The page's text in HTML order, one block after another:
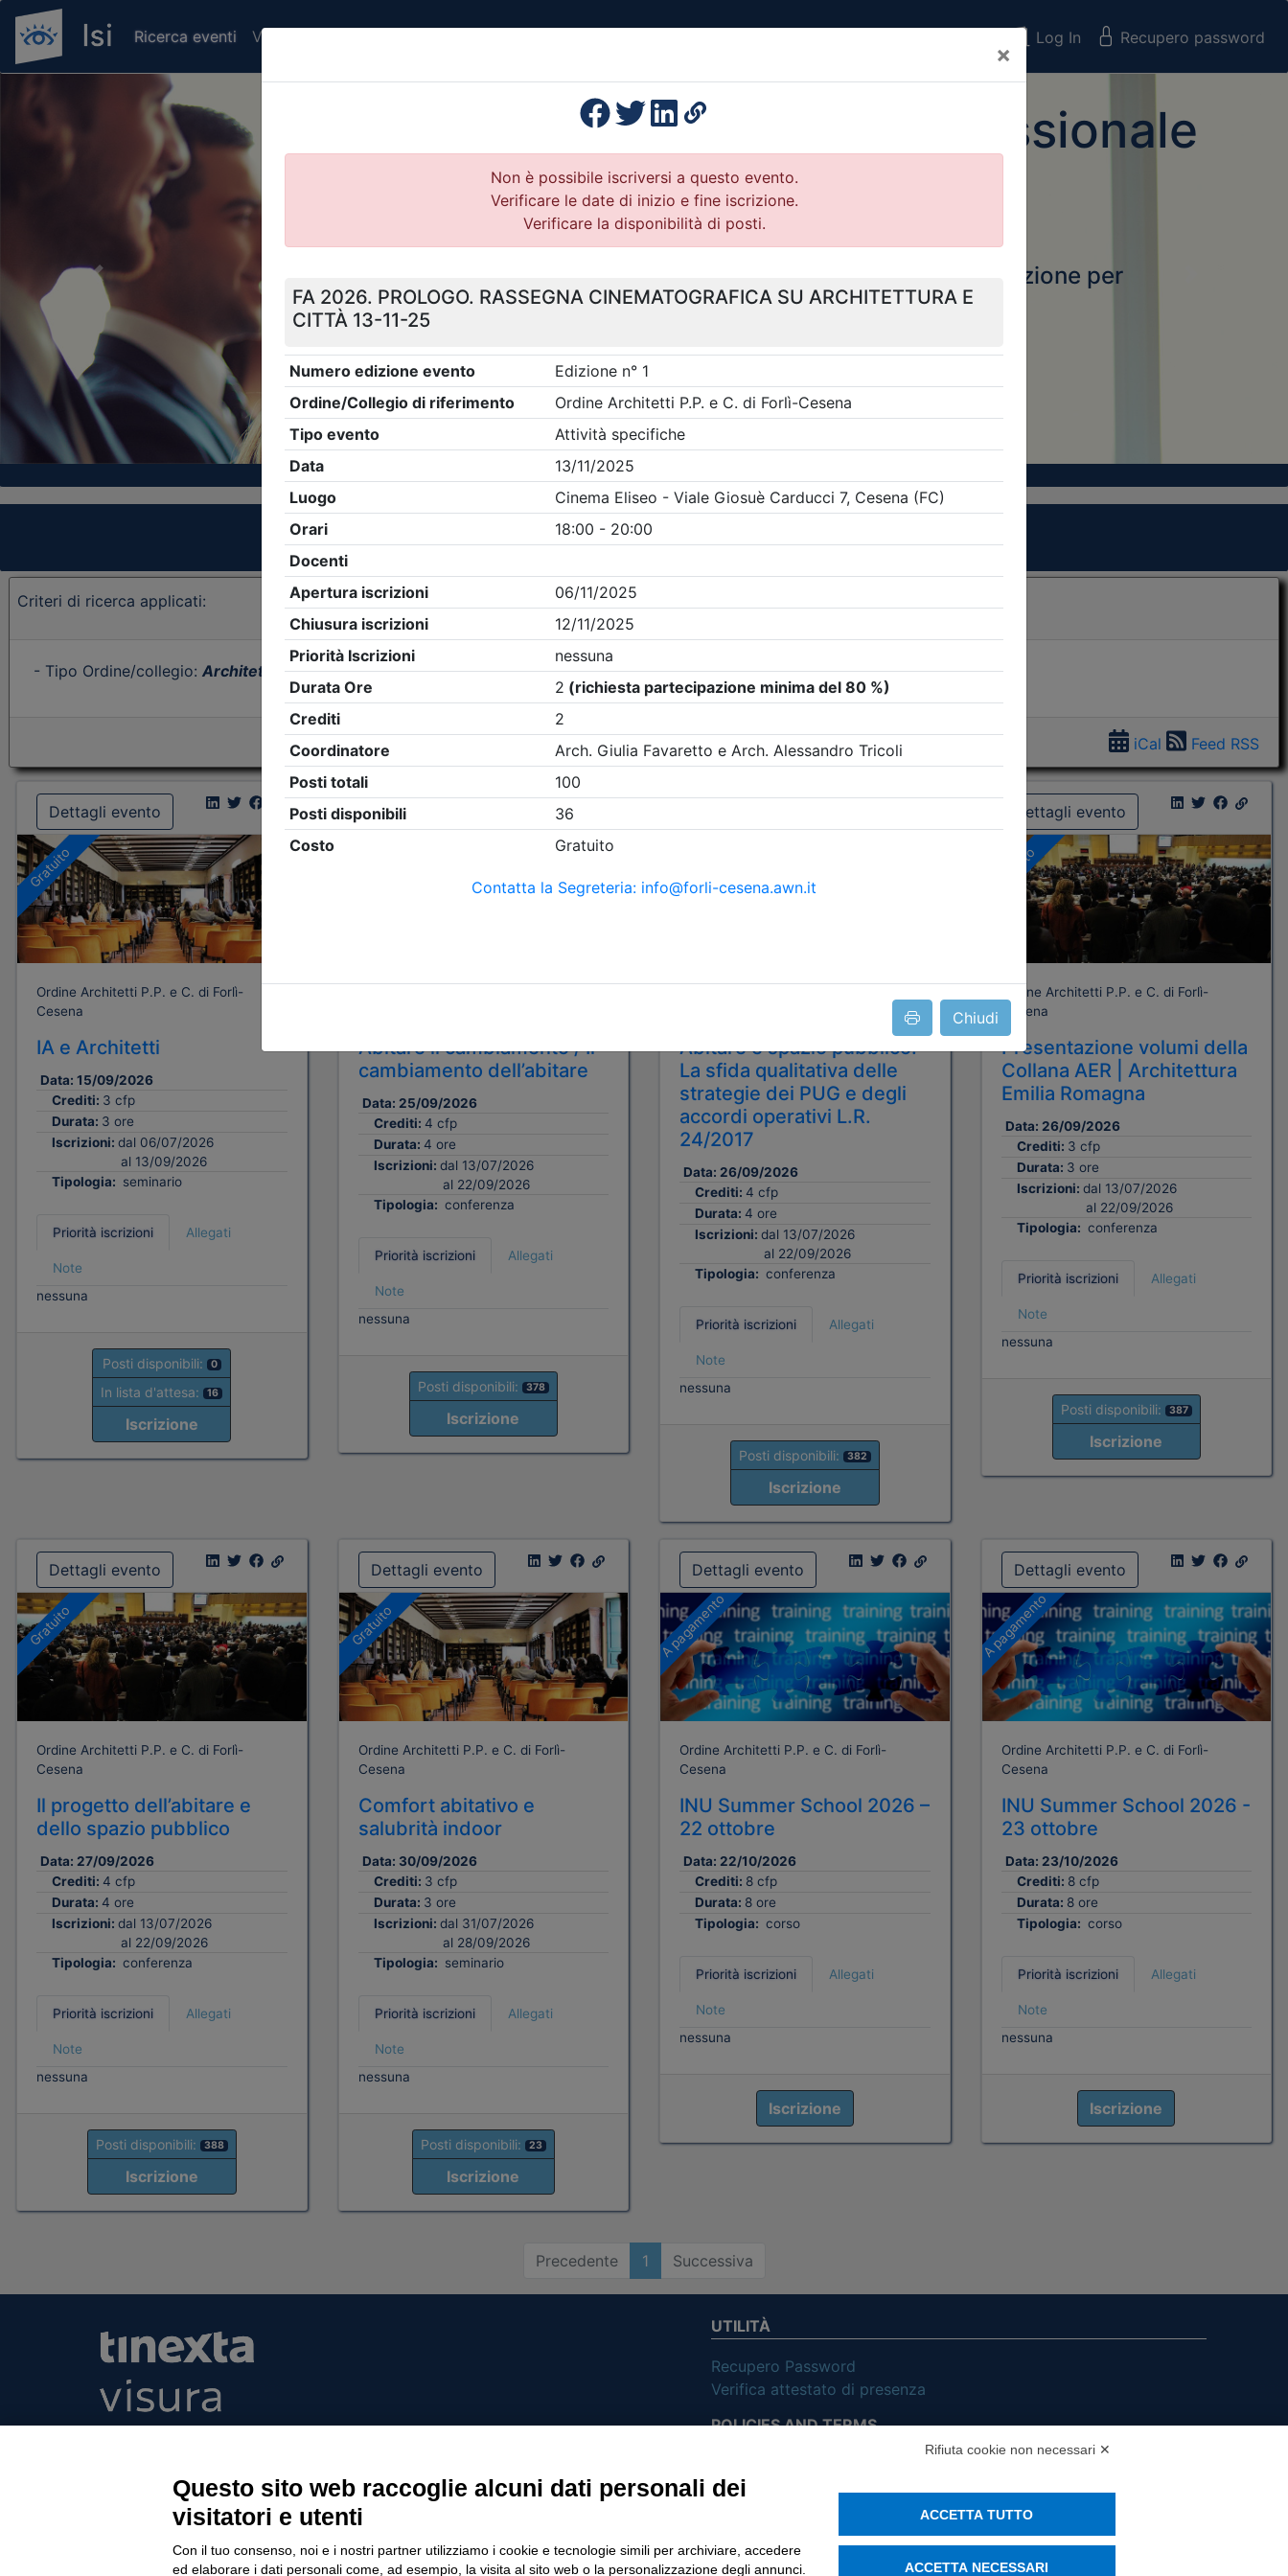
×
Chiudi
Ricerca eventi Verifica attestato di presenza Log In Recupero password
Formazione Professionale
Continua
Il portale della formazione per
Ordini e Collegi
Previous
Clicca qui - espandi la sezione dei filtri ricerca eventi
Criteri di ricerca applicati:
- Tipo Ordine/collegio: Architetti - Ordine:Forlì-Cesena- Eventi in programma dal6/8/2026
iCal Feed RSS
Dettagli evento
Gratuito
Ordine Architetti P.P. e C. di Forlì-
Cesena
IA e Architetti
Data: 15/09/2026
Crediti: 3 cfp
Durata: 3 ore
Iscrizioni: dal 06/07/2026
al 13/09/2026
Tipologia: seminario
Priorità iscrizioni Allegati
Note
nessuna
Posti disponibili: 0
In lista d'attesa: 16
Iscrizione
Dettagli evento
Abitare il cambiamento / Il
cambiamento dell’abitare
Data: 25/09/2026
Crediti: 4 cfp
Durata: 4 ore
Iscrizioni: dal 13/07/2026
al 22/09/2026
Tipologia: conferenza
Priorità iscrizioni Allegati
Note
nessuna
Posti disponibili: 378
Iscrizione
Abitare e spazio pubblico.
La sfida qualitativa delle
strategie dei PUG e degli
accordi operativi L.R.
24/2017
Data: 26/09/2026
Crediti: 4 cfp
Durata: 4 ore
Iscrizioni: dal 13/07/2026
al 22/09/2026
Tipologia: conferenza
Priorità iscrizioni Allegati
Note
nessuna
Posti disponibili: 382
Iscrizione
Dettagli evento
Gratuito
Ordine Architetti P.P. e C. di Forlì-
Cesena
Presentazione volumi della
Collana AER | Architettura
Emilia Romagna
Data: 26/09/2026
Crediti: 3 cfp
Durata: 3 ore
Iscrizioni: dal 13/07/2026
al 22/09/2026
Tipologia: conferenza
Priorità iscrizioni Allegati
Note
nessuna
Posti disponibili: 387
Iscrizione
Dettagli evento
Gratuito
Ordine Architetti P.P. e C. di Forlì-
Cesena
Il progetto dell’abitare e
dello spazio pubblico
Data: 27/09/2026
Crediti: 4 cfp
Durata: 4 ore
Iscrizioni: dal 13/07/2026
al 22/09/2026
Tipologia: conferenza
Priorità iscrizioni Allegati
Note
nessuna
Posti disponibili: 388
Iscrizione
Dettagli evento
Gratuito
Ordine Architetti P.P. e C. di Forlì-
Cesena
Comfort abitativo e
salubrità indoor
Data: 30/09/2026
Crediti: 3 cfp
Durata: 3 ore
Iscrizioni: dal 31/07/2026
al 28/09/2026
Tipologia: seminario
Priorità iscrizioni Allegati
Note
nessuna
Posti disponibili: 23
Iscrizione
Dettagli evento
A pagamento
Ordine Architetti P.P. e C. di Forlì-
Cesena
INU Summer School 2026 –
22 ottobre
Data: 22/10/2026
Crediti: 8 cfp
Durata: 8 ore
Tipologia: corso
Priorità iscrizioni Allegati
Note
nessuna
Iscrizione
Dettagli evento
A pagamento
Ordine Architetti P.P. e C. di Forlì-
Cesena
INU Summer School 2026 -
23 ottobre
Data: 23/10/2026
Crediti: 8 cfp
Durata: 8 ore
Tipologia: corso
Priorità iscrizioni Allegati
Note
nessuna
Iscrizione
Precedente 1 Successiva
Società soggetta alla direzione e coordinamento di Tinexta SpA
P.IVA 05338771008 REA n. 877679
UTILITÀ
Recupero Password
Verifica attestato di presenza
POLICIES AND TERMS
Rifiuta cookie non necessari ✕
Questo sito web raccoglie alcuni dati personali dei
visitatori e utenti
Con il tuo consenso, noi e i nostri partner utilizziamo i cookie e tecnologie simili per archiviare, accedere
ed elaborare i dati personali come, ad esempio, la visita al sito web o la personalizzazione degli annunci.
ACCETTA TUTTO
ACCETTA NECESSARI